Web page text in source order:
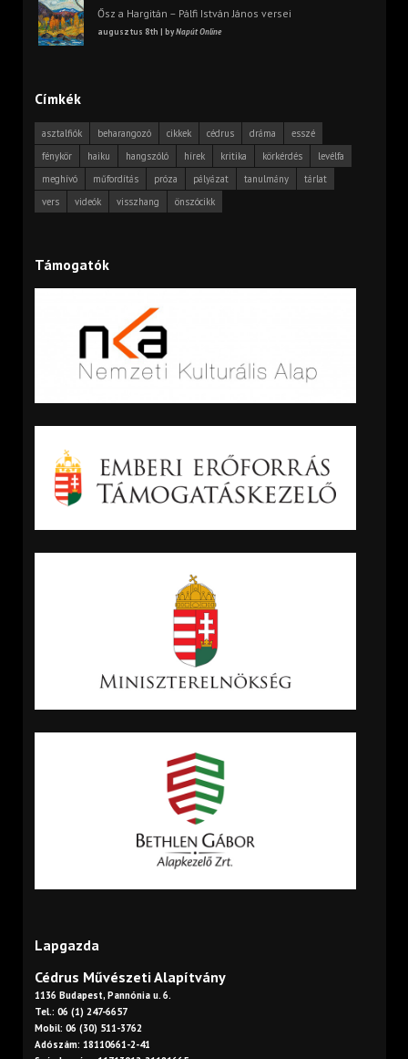
Ősz a Hargitán – Pálfi István János versei
augusztus 8th | byNapút Online
Címkék
asztalfiók beharangozó cikkek cédrus dráma
esszé
fénykör
haiku hangszóló hírek kritika körkérdés
levélfa
meghívó
műfordítás próza pályázat tanulmány
tárlat
vers
videók visszhang önszócikk
Támogatók
Lapgazda
Cédrus Művészeti Alapítvány
1136 Budapest, Pannónia u. 6.
Tel.: 06 (1) 247-6657
Mobil: 06 (30) 511-3762
Adószám: 18110661-2-41